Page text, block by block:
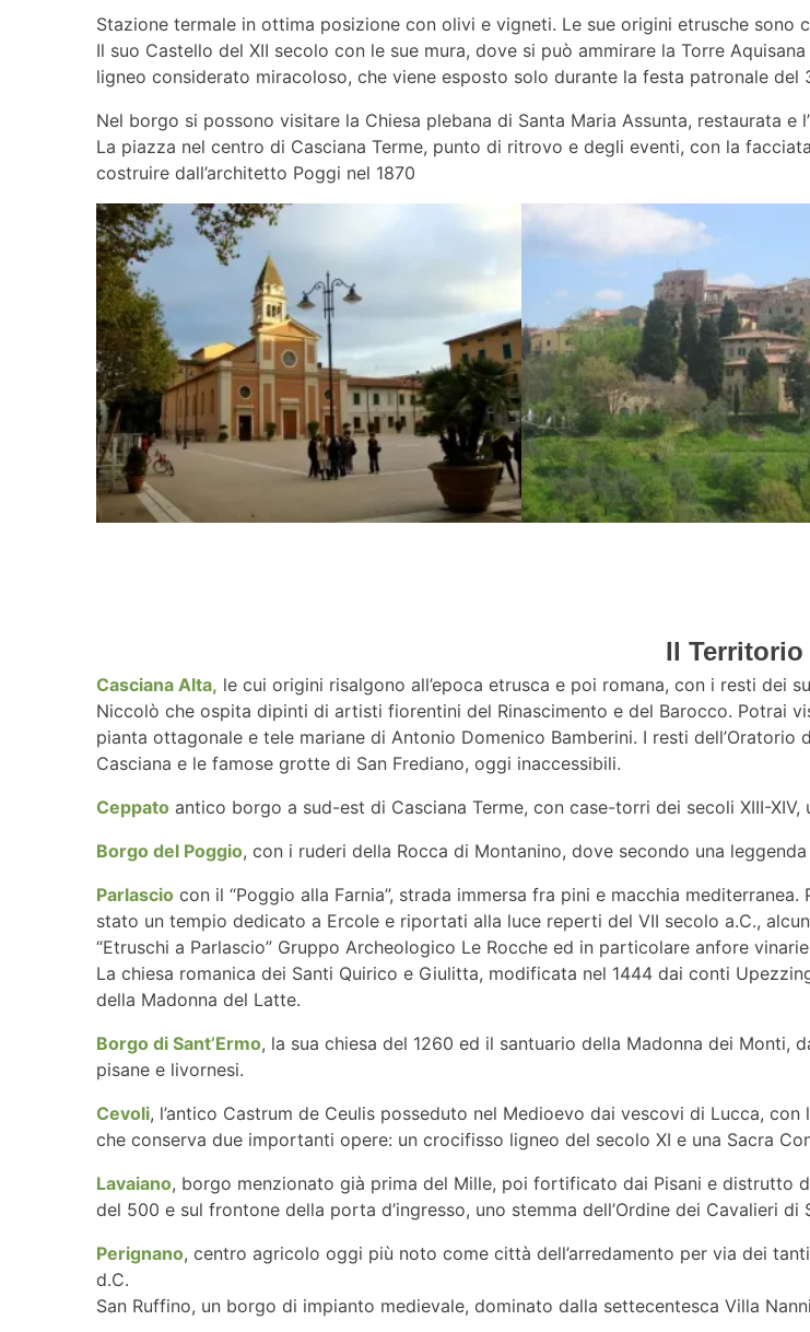
Stazione termale in ottima posizione con olivi e vigneti. Le sue origini etrusche sono
Il suo Castello del XII secolo con le sue mura, dove si può ammirare la Torre
ligneo considerato miracoloso, che viene esposto solo durante la festa patronale del
Nel borgo si possono visitare la Chiesa plebana di Santa Maria Assunta, restaurata e
La piazza nel centro di Casciana Terme, punto di ritrovo e degli eventi, con la
costruire dall’architetto Poggi nel 1870
Il Territorio
Casciana Alta, le cui origini risalgono all’epoca etrusca e poi romana, con i resti dei
Niccolò che ospita dipinti di artisti fiorentini del Rinascimento e del Barocco. Potrai
pianta ottagonale e tele mariane di Antonio Domenico Bamberini. I resti
Casciana e le famose grotte di San Frediano, oggi inaccessibili.
Ceppato antico borgo a sud-est di Casciana Terme, con case-torri dei secoli XIII-
Borgo del Poggio, con i ruderi della Rocca di Montanino, dove secondo una
Parlascio con il “Poggio alla Farnia”, strada immersa fra pini e macchia
stato un tempio dedicato a Ercole e riportati alla luce reperti del VII secolo a.C.,
“Etruschi a Parlascio” Gruppo Archeologico Le Rocche ed in particolare anfore
La chiesa romanica dei Santi Quirico e Giulitta, modificata nel 1444 dai conti
della Madonna del Latte.
Borgo di Sant’Ermo, la sua chiesa del 1260 ed il santuario della Madonna dei Monti,
pisane e livornesi.
Cevoli, l’antico Castrum de Ceulis posseduto nel Medioevo dai vescovi di Lucca,
che conserva due importanti opere: un crocifisso ligneo del secolo XI e una Sacra
Lavaiano, borgo menzionato già prima del Mille, poi fortificato dai Pisani e distrutto
del 500 e sul frontone della porta d’ingresso, uno stemma dell’Ordine dei Cavalieri di
Perignano, centro agricolo oggi più noto come città dell’arredamento per via dei
d.C.
San Ruffino, un borgo di impianto medievale, dominato dalla settecentesca Villa